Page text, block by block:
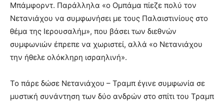
Μπάμφορντ. Παράλληλα «ο Ομπάμα πίεζε πολύ τον
Νετανιάχου να συμφωνήσει με τους Παλαιστινίους στο
θέμα της Ιερουσαλήμ», που βάσει των διεθνών
συμφωνιών έπρεπε να χωριστεί, αλλά «ο Νετανιάχου
την ήθελε ολόκληρη ισραηλινή».
Το πάρε δώσε Νετανιάχου – Τραμπ έγινε συμφωνία σε
μυστική συνάντηση των δύο ανδρών στο σπίτι του Τραμπ